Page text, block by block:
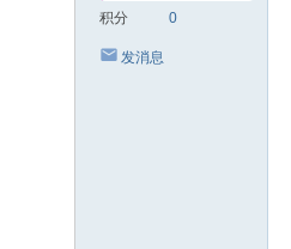
积分 0
发消息